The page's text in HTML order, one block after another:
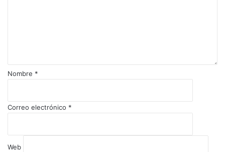
o
*
Nombre *
Correo electrónico *
Web